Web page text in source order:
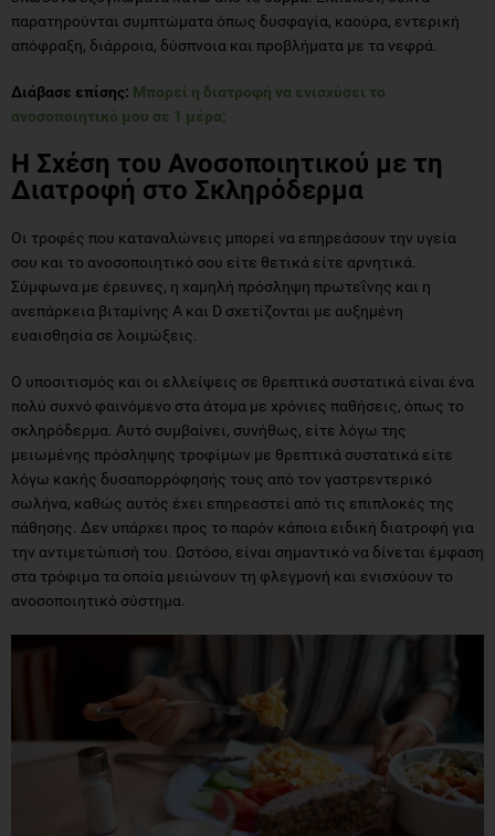
παρατηρούνται συμπτώματα όπως δυσφαγία, καούρα, εντερική
απόφραξη, διάρροια, δύσπνοια και προβλήματα με τα νεφρά.
Διάβασε επίσης: Μπορεί η διατροφή να ενισχύσει το
ανοσοποιητικό μου σε 1 μέρα;
Η Σχέση του Ανοσοποιητικού με τη
Διατροφή στο Σκληρόδερμα
Οι τροφές που καταναλώνεις μπορεί να επηρεάσουν την υγεία
σου και το ανοσοποιητικό σου είτε θετικά είτε αρνητικά.
Σύμφωνα με έρευνες, η χαμηλή πρόσληψη πρωτεΐνης και η
ανεπάρκεια βιταμίνης Α και D σχετίζονται με αυξημένη
ευαισθησία σε λοιμώξεις.
Ο υποσιτισμός και οι ελλείψεις σε θρεπτικά συστατικά είναι ένα
πολύ συχνό φαινόμενο στα άτομα με χρόνιες παθήσεις, όπως το
σκληρόδερμα. Αυτό συμβαίνει, συνήθως, είτε λόγω της
μειωμένης πρόσληψης τροφίμων με θρεπτικά συστατικά είτε
λόγω κακής δυσαπορρόφησής τους από τον γαστρεντερικό
σωλήνα, καθώς αυτός έχει επηρεαστεί από τις επιπλοκές της
πάθησης. Δεν υπάρχει προς το παρόν κάποια ειδική διατροφή για
την αντιμετώπισή του. Ωστόσο, είναι σημαντικό να δίνεται έμφαση
στα τρόφιμα τα οποία μειώνουν τη φλεγμονή και ενισχύουν το
ανοσοποιητικό σύστημα.